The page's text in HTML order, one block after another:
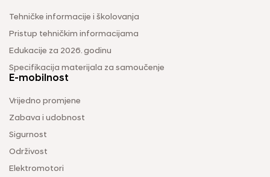
Tehničke informacije i školovanja
Pristup tehničkim informacijama
Edukacije za 2026. godinu
Specifikacija materijala za samoučenje
E-mobilnost
Vrijedno promjene
Zabava i udobnost
Sigurnost
Održivost
Elektromotori